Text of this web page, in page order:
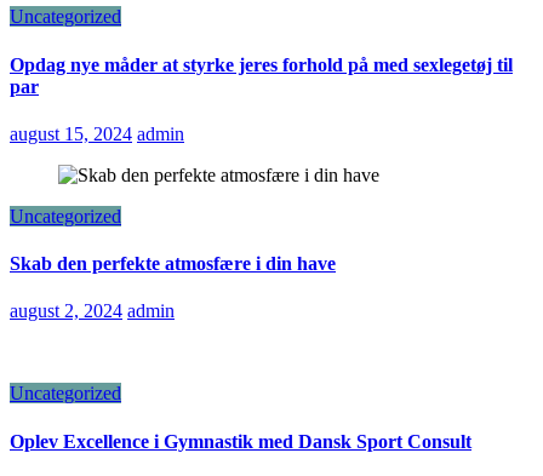
Uncategorized
Opdag nye måder at styrke jeres forhold på med sexlegetøj til
par
august 15, 2024 admin
Uncategorized
Skab den perfekte atmosfære i din have
august 2, 2024 admin
Uncategorized
Oplev Excellence i Gymnastik med Dansk Sport Consult